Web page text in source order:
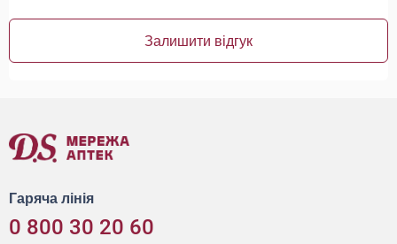
Залишити відгук
Гаряча лінія
0 800 30 20 60